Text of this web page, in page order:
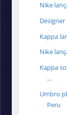
Nike
Kappa
Nike
Kappa
...
Umbro
Peru